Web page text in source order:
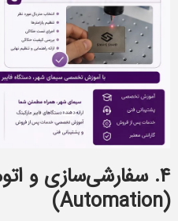
۴. سفارشی‌سازی و
(Automation)